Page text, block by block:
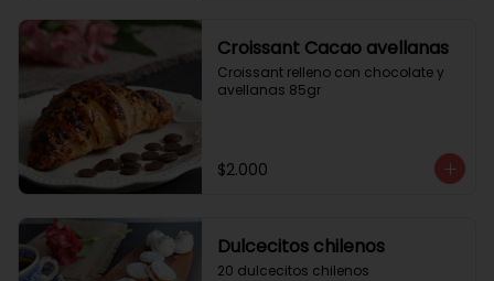
Croissant Cacao avellanas
Croissant relleno con chocolate y
avellanas 85gr
$2.000
Dulcecitos chilenos
20 dulcecitos chilenos